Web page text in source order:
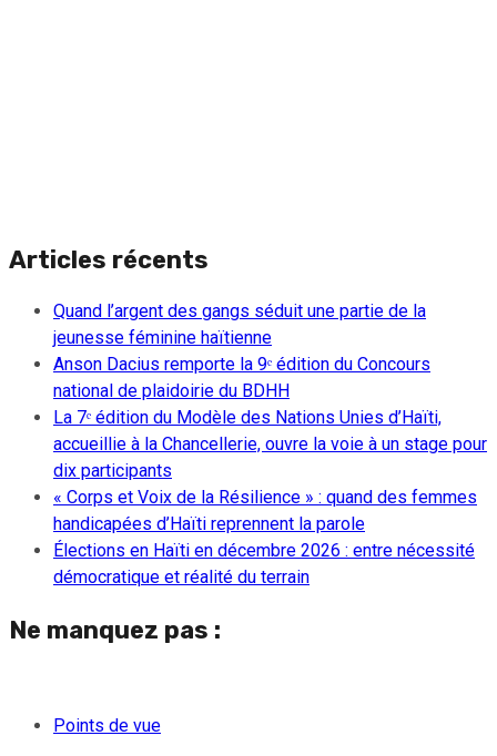
Articles récents
Quand l’argent des gangs séduit une partie de la
jeunesse féminine haïtienne
Anson Dacius remporte la 9ᵉ édition du Concours
national de plaidoirie du BDHH
La 7ᵉ édition du Modèle des Nations Unies d’Haïti,
accueillie à la Chancellerie, ouvre la voie à un stage pour
dix participants
« Corps et Voix de la Résilience » : quand des femmes
handicapées d’Haïti reprennent la parole
Élections en Haïti en décembre 2026 : entre nécessité
démocratique et réalité du terrain
Ne manquez pas :
Points de vue